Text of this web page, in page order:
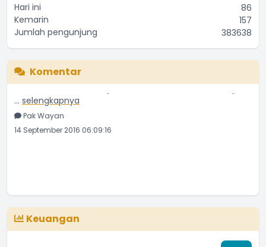
Hari ini
86
Kemarin
157
Jumlah pengunjung
383638
Komentar
Selamat atas launching website resmi Desa Belandingan
selengkapnya
Pak Wayan
14 September 2016 06:09:16
Keuangan